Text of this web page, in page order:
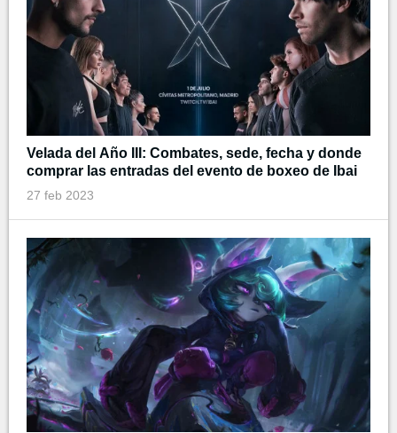
Velada del Año III: Combates, sede, fecha y donde
comprar las entradas del evento de boxeo de Ibai
27 feb 2023